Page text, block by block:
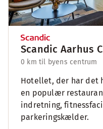
Scandic Aarhus
0 km til byens centrum
Hotellet, der har det
en populær
indretning,
parkeringskælder.